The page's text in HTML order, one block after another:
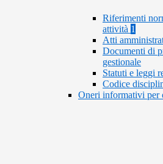
Riferimenti
attività 1
Atti
Documenti di
gestionale
Statuti e leggi
Codice
Oneri informativi per